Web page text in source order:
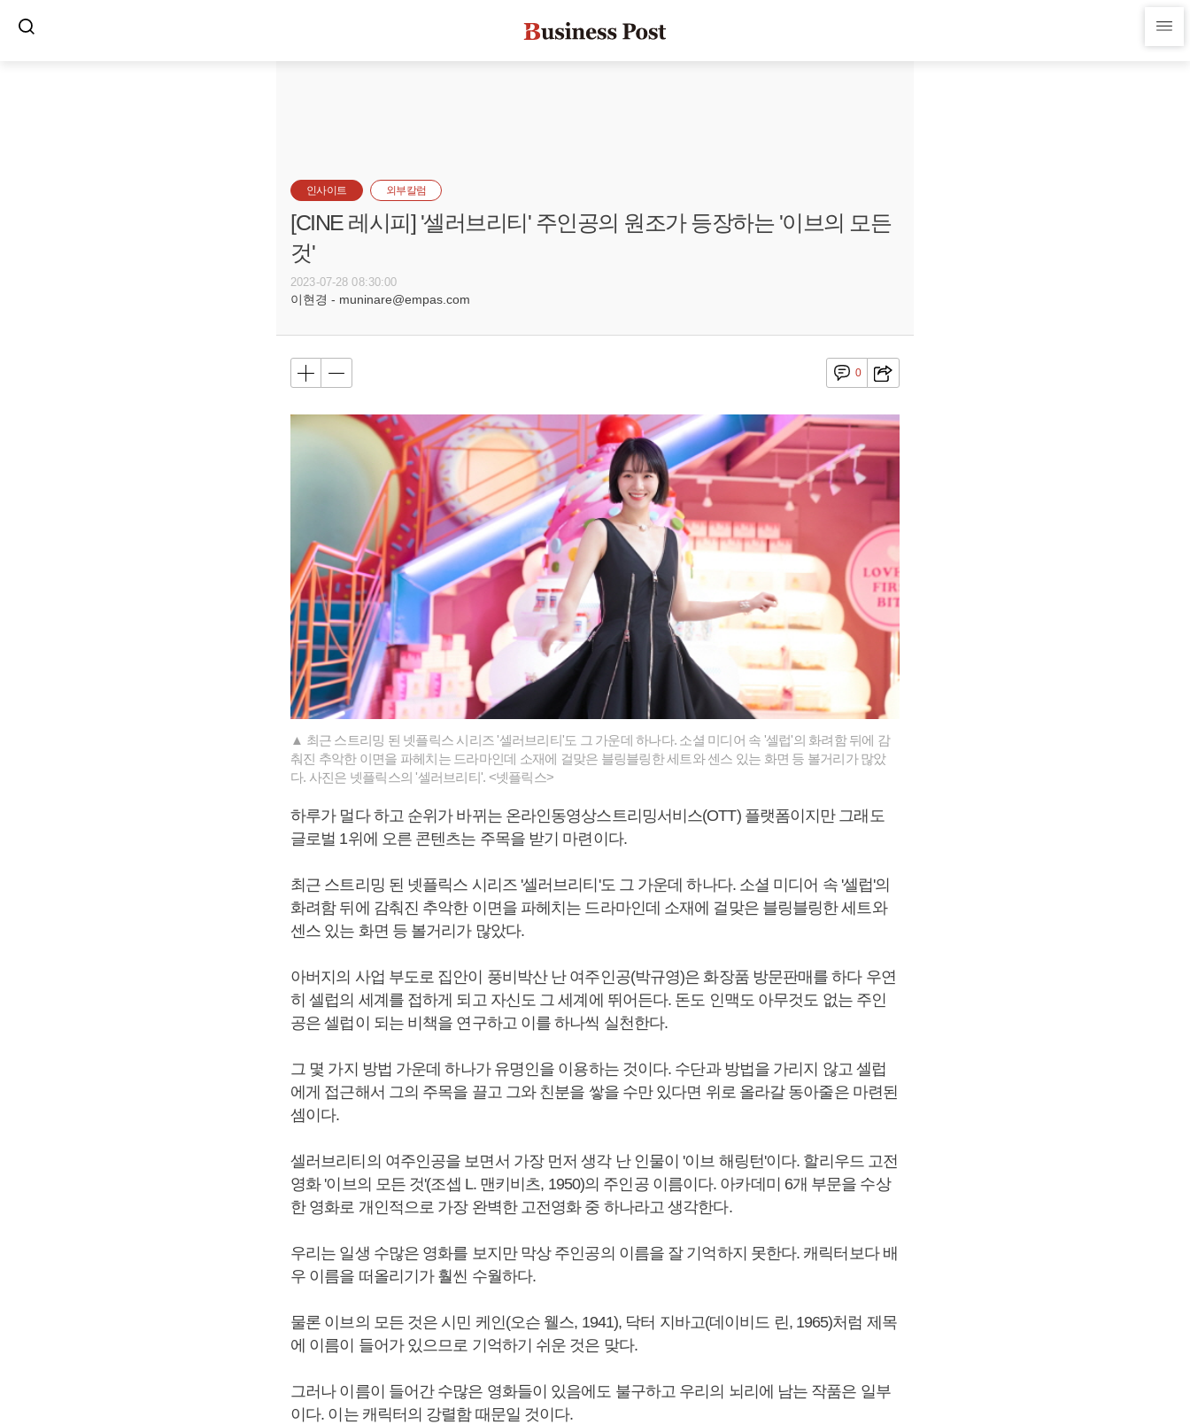
인사이트 외부칼럼
[CINE 레시피] '셀러브리티' 주인공의 원조가 등장하는 '이브의 모든
것'
2023-07-28 08:30:00
이현경 - muninare@empas.com
0
▲ 최근 스트리밍 된 넷플릭스 시리즈 '셀러브리티'도 그 가운데 하나다. 소셜 미디어 속 '셀럽'의 화려함 뒤에 감
춰진 추악한 이면을 파헤치는 드라마인데 소재에 걸맞은 블링블링한 세트와 센스 있는 화면 등 볼거리가 많았
다. 사진은 넷플릭스의 '셀러브리티'. <넷플릭스>
하루가 멀다 하고 순위가 바뀌는 온라인동영상스트리밍서비스(OTT) 플랫폼이지만 그래도
글로벌 1위에 오른 콘텐츠는 주목을 받기 마련이다.
최근 스트리밍 된 넷플릭스 시리즈 '셀러브리티'도 그 가운데 하나다. 소셜 미디어 속 '셀럽'의
화려함 뒤에 감춰진 추악한 이면을 파헤치는 드라마인데 소재에 걸맞은 블링블링한 세트와
센스 있는 화면 등 볼거리가 많았다.
아버지의 사업 부도로 집안이 풍비박산 난 여주인공(박규영)은 화장품 방문판매를 하다 우연
히 셀럽의 세계를 접하게 되고 자신도 그 세계에 뛰어든다. 돈도 인맥도 아무것도 없는 주인
공은 셀럽이 되는 비책을 연구하고 이를 하나씩 실천한다.
그 몇 가지 방법 가운데 하나가 유명인을 이용하는 것이다. 수단과 방법을 가리지 않고 셀럽
에게 접근해서 그의 주목을 끌고 그와 친분을 쌓을 수만 있다면 위로 올라갈 동아줄은 마련된
셈이다.
셀러브리티의 여주인공을 보면서 가장 먼저 생각 난 인물이 '이브 해링턴'이다. 할리우드 고전
영화 '이브의 모든 것'(조셉 L. 맨키비츠, 1950)의 주인공 이름이다. 아카데미 6개 부문을 수상
한 영화로 개인적으로 가장 완벽한 고전영화 중 하나라고 생각한다.
우리는 일생 수많은 영화를 보지만 막상 주인공의 이름을 잘 기억하지 못한다. 캐릭터보다 배
우 이름을 떠올리기가 훨씬 수월하다.
물론 이브의 모든 것은 시민 케인(오슨 웰스, 1941), 닥터 지바고(데이비드 린, 1965)처럼 제목
에 이름이 들어가 있으므로 기억하기 쉬운 것은 맞다.
그러나 이름이 들어간 수많은 영화들이 있음에도 불구하고 우리의 뇌리에 남는 작품은 일부
이다. 이는 캐릭터의 강렬함 때문일 것이다.